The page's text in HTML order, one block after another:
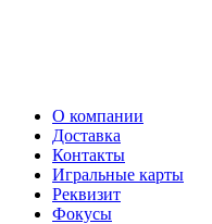
О компании
Доставка
Контакты
Игральные карты
Реквизит
Фокусы